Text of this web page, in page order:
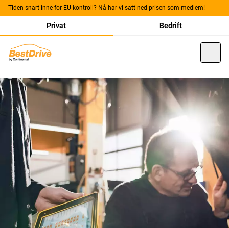
Tiden snart inne for EU-kontroll? Nå har vi satt ned prisen som medlem!
Privat Bedrift